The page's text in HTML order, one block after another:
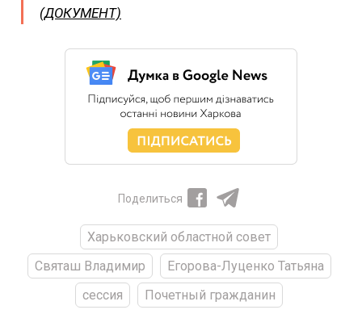
(ДОКУМЕНТ)
Поделиться
Харьковский областной совет
Святаш Владимир
Егорова-Луценко Татьяна
сессия
Почетный гражданин